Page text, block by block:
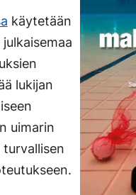
käytetään
lukijan
uimarin